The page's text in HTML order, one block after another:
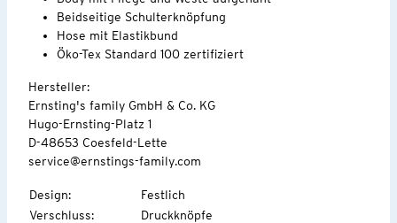
Beidseitige Schulterknöpfung
Hose mit Elastikbund
Öko-Tex Standard 100 zertifiziert
Hersteller:
Ernsting's family GmbH & Co. KG
Hugo-Ernsting-Platz 1
D-48653 Coesfeld-Lette
service@ernstings-family.com
Design:
Festlich
Verschluss: Druckknöpfe